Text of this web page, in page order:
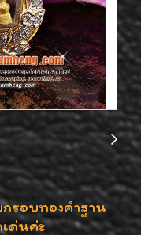
รอบทองคำฐาน
ด่นค่ะ